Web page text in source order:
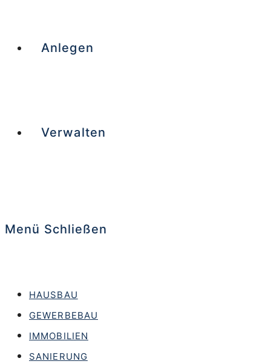
Anlegen
Verwalten
Menü Schließen
HAUSBAU
GEWERBEBAU
IMMOBILIEN
SANIERUNG